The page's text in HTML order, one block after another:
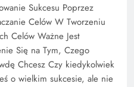
Sukcesu Poprzez
Celów W Tworzeniu
Celów Ważne Jest
Się na Tym, Czego
Chcesz Czy kiedykolwiek
o wielkim sukcesie, ale nie